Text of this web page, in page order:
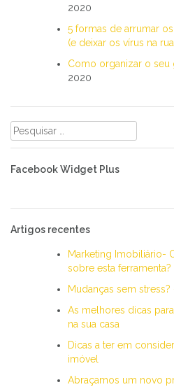
2020
5 formas de arrumar
(e deixar os vírus na
Como organizar o seu
2020
Pesquisar
por:
Facebook Widget Plus
Artigos recentes
Marketing Imobiliário-
sobre esta ferramenta?
Mudanças sem
As melhores dicas
na sua casa
Dicas a ter em
imóvel
Abraçamos um novo